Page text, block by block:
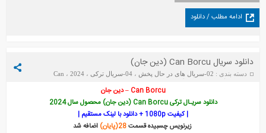
ادامه مطلب / دانلود
دانلود سریال Can Borcu (دین جان)
دسته بندی : 02-سریال های در حال پخش ،04-سریال ترکی ،2024 ، Can
تاریخ : جمعه 17 اکتبر 2025
Can Borcu – دین جان
دانلود سریـال ترکی Can Borcu (دین جان) محصول سال 2024
| کیفیت 1080p + دانلود با لینک مستقیم |
زیرنویس چسبیده قسمت28(پایان) اضافه شد